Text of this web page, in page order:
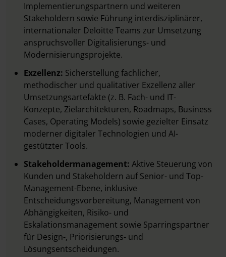
Implementierungspartnern und weiteren
Stakeholdern sowie Führung interdisziplinärer,
internationaler Deloitte Teams zur Umsetzung
anspruchsvoller Digitalisierungs- und
Modernisierungsprojekte.
Exzellenz: Sicherstellung fachlicher,
methodischer und qualitativer Exzellenz aller
Umsetzungsartefakte (z. B. Fach- und IT-
Konzepte, Zielarchitekturen, Roadmaps, Business
Cases, Operating Models) sowie gezielter Einsatz
moderner digitaler Technologien und AI-
gestützter Tools.
Stakeholdermanagement: Aktive Steuerung von
Kunden und Stakeholdern auf Senior- und Top-
Management-Ebene, inklusive
Entscheidungsvorbereitung, Management von
Abhängigkeiten, Risiko- und
Eskalationsmanagement sowie Sparringspartner
für Design-, Priorisierungs- und
Lösungsentscheidungen.